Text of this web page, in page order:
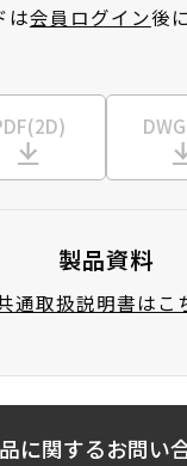
は会員ログイン後
製品資料
通取扱説明書はこ
に関するお問い